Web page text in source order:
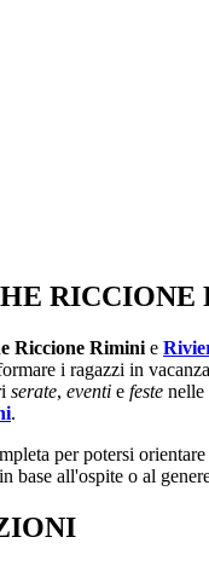
Riccione Rimini e
i ragazzi in
serate, eventi e feste nelle
.
per potersi
base all'ospite o al